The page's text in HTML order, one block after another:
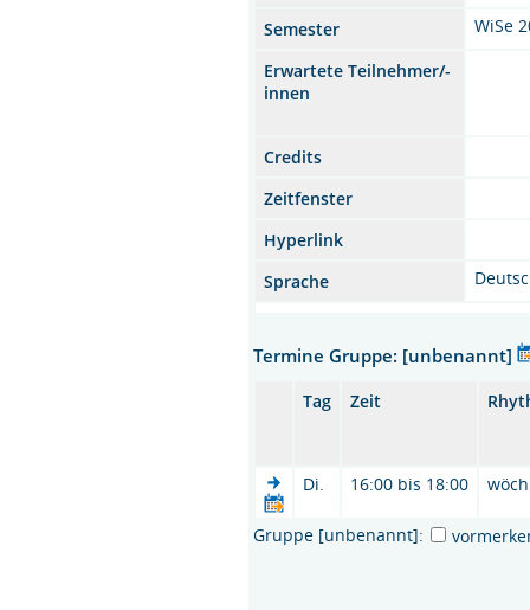
Semester
WiSe
Erwartete Teilnehmer/-
innen
Credits
Zeitfenster
Hyperlink
Sprache
Termine Gruppe: [unbenannt]
Tag Zeit
Di. 16:00 bis 18:00
Gruppe [unbenannt]: